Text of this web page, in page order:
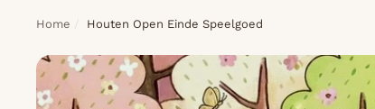
Home Houten Open Einde Speelgoed